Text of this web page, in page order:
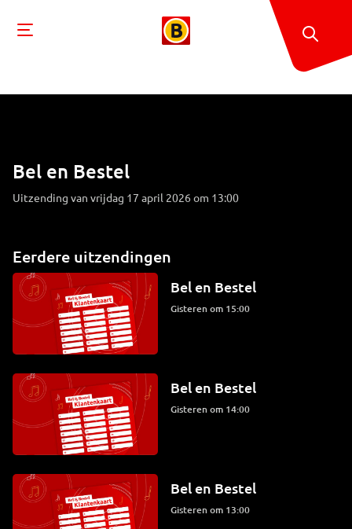
Bel en Bestel
Uitzending van vrijdag 17 april 2026 om 13:00
Eerdere uitzendingen
Bel en Bestel
Gisteren om 15:00
Bel en Bestel
Gisteren om 14:00
Bel en Bestel
Gisteren om 13:00